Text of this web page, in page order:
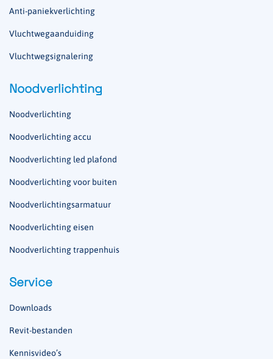
Anti-paniekverlichting
Vluchtwegaanduiding
Vluchtwegsignalering
Noodverlichting
Noodverlichting
Noodverlichting accu
Noodverlichting led plafond
Noodverlichting voor buiten
Noodverlichtingsarmatuur
Noodverlichting eisen
Noodverlichting trappenhuis
Service
Downloads
Revit-bestanden
Kennisvideo’s